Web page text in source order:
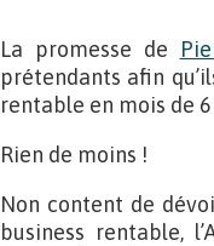
La promesse de
prétendants afin
rentable en mois de
Rien de moins !
Non content de
business rentable,